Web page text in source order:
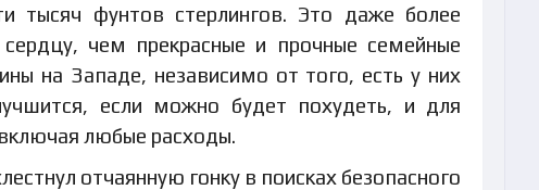
тысяч фунтов стерлингов. Это даже более
чем прекрасные и прочные семейные
на Западе, независимо от того, есть у них
если можно будет похудеть, и для
любые расходы.
отчаянную гонку в поисках безопасного